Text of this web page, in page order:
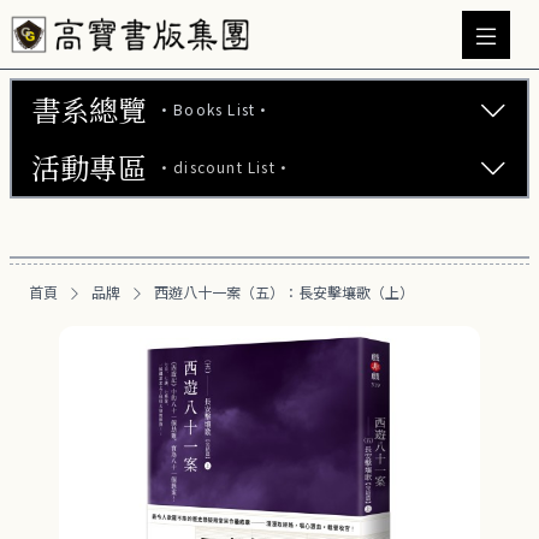
書系總覽 ·Books List·
文學小說 (737)
醫療保健 (54)
親子教養 (14)
人文史哲 (74)
活動專區 ·discount List·
【2本7折】高寶小說系列全圖鑑書展
【2套7折】高寶小說系列全圖鑑書展
【66折】高寶小說系列全圖鑑書展
首頁 品牌 西遊八十一案（五）：長安擊壤歌（上）